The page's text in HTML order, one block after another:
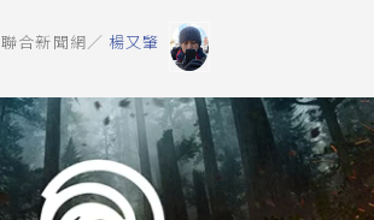
聯合新聞網／ 楊又肇